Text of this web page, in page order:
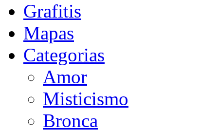
Grafitis
Mapas
Categorias
Amor
Misticismo
Bronca